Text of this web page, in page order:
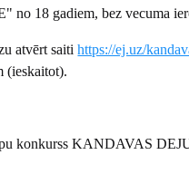
18 gadiem, bez vecuma
atvērt saitihttps://ej.uz/
(ieskaitot).
konkurss KANDAVAS